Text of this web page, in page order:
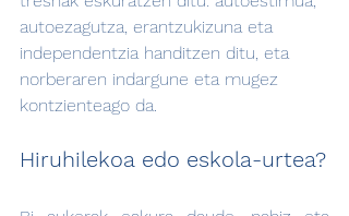
autoezagutza, erantzukizuna eta
independentzia handitzen ditu, eta
norberaren indargune eta mugez
kontzienteago da.
Hiruhilekoa edo eskola-urtea?